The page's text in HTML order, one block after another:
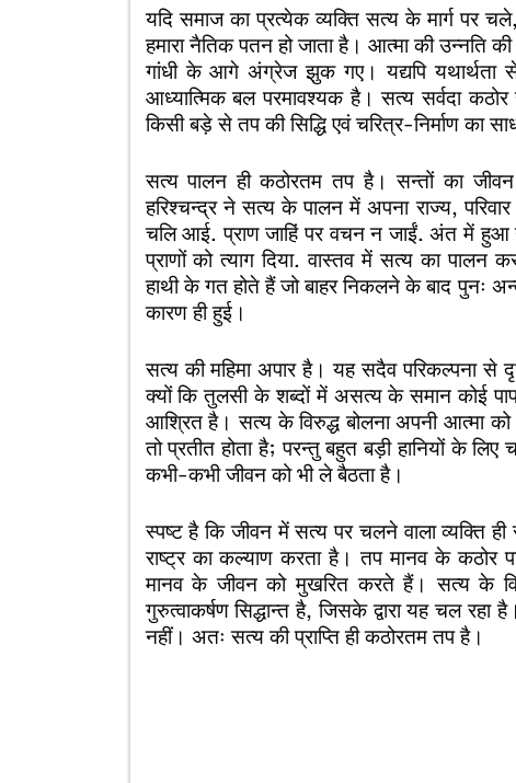
यदि समाज का प्रत्येक व्यक्ति सत्य के मार्ग पर
हमारा नैतिक पतन हो जाता है। आत्मा की उन्नति
गांधी के आगे अंग्रेज झुक गए। यद्यपि
आध्यात्मिक बल परमावश्यक है। सत्य सर्वदा
किसी बड़े से तप की सिद्धि एवं चरित्र-निर्माण का
सत्य पालन ही कठोरतम तप है। सन्तों का
हरिश्चन्द्र ने सत्य के पालन में अपना राज्य,
चलि आई. प्राण जाहिं पर वचन न जाईं. अंत में हुआ
प्राणों को त्याग दिया. वास्तव में सत्य का पालन
हाथी के गत होते हैं जो बाहर निकलने के बाद पुनः
कारण ही हुई।
सत्य की महिमा अपार है। यह सदैव परिकल्पना से
क्यों कि तुलसी के शब्दों में असत्य के समान कोई
आश्रित है। सत्य के विरुद्ध बोलना अपनी आत्मा
तो प्रतीत होता है; परन्तु बहुत बड़ी हानियों के
कभी-कभी जीवन को भी ले बैठता है।
स्पष्ट है कि जीवन में सत्य पर चलने वाला व्यक्ति
राष्ट्र का कल्याण करता है। तप मानव के कठोर
मानव के जीवन को मुखरित करते हैं। सत्य के
गुरुत्वाकर्षण सिद्धान्त है, जिसके द्वारा यह चल
नहीं। अतः सत्य की प्राप्ति ही कठोरतम तप है।